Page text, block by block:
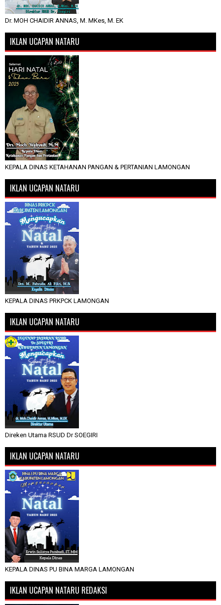
Dr. MOH CHAIDIR ANNAS, M. MKes, M. EK
IKLAN UCAPAN NATARU
KEPALA DINAS KETAHANAN PANGAN & PERTANIAN LAMONGAN
IKLAN UCAPAN NATARU
KEPALA DINAS PRKPCK LAMONGAN
IKLAN UCAPAN NATARU
Direken Utama RSUD Dr SOEGIRI
IKLAN UCAPAN NATARU
KEPALA DINAS PU BINA MARGA LAMONGAN
IKLAN UCAPAN NATARU REDAKSI